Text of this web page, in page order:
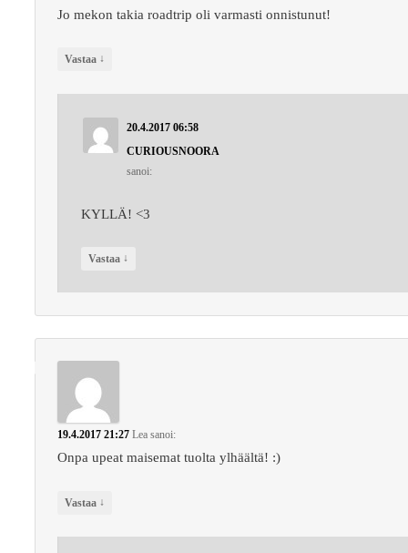
Jo mekon takia roadtrip oli varmasti onnistunut!
Vastaa ↓
20.4.2017 06:58
CURIOUSNOORA
sanoi:
KYLLÄ! <3
Vastaa ↓
19.4.2017 21:27 Lea sanoi:
Onpa upeat maisemat tuolta ylhäältä! :)
Vastaa ↓